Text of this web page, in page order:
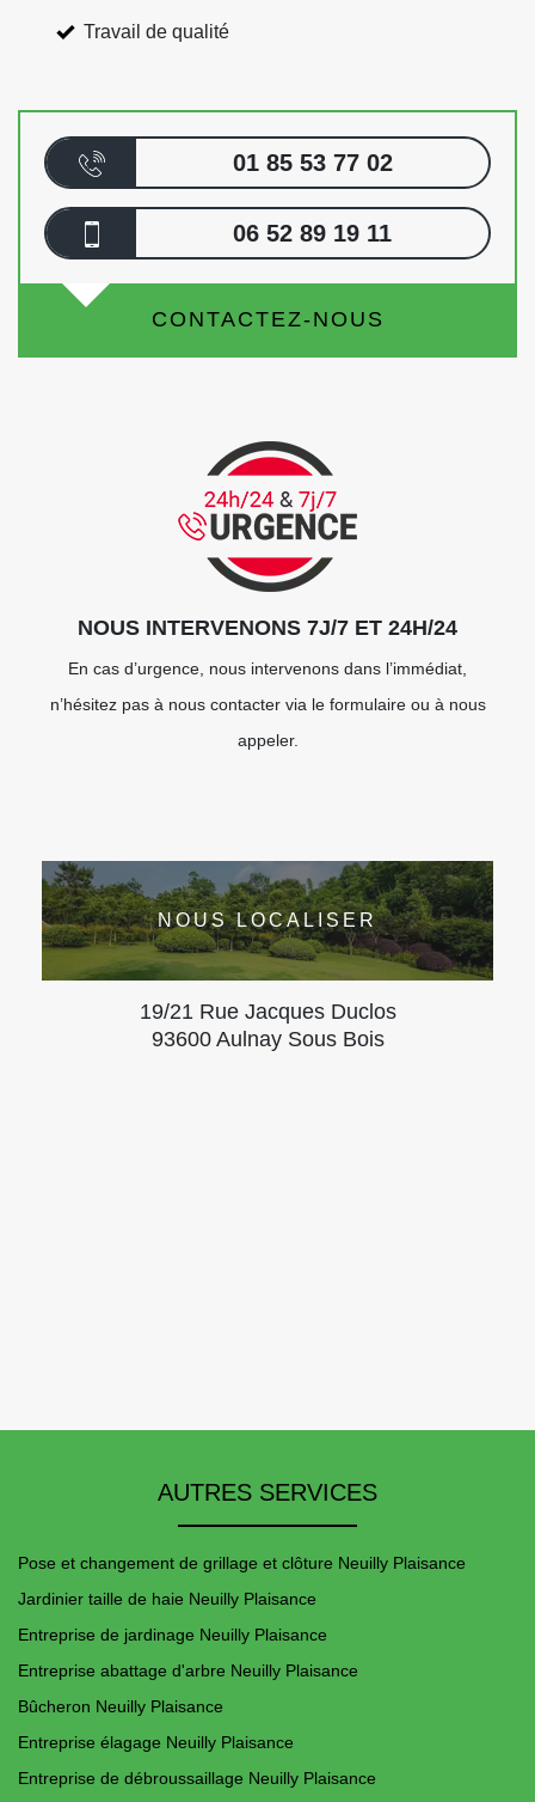
Travail de qualité
01 85 53 77 02
06 52 89 19 11
CONTACTEZ-NOUS
NOUS INTERVENONS 7J/7 ET 24H/24
En cas d’urgence, nous intervenons dans l’immédiat,
n’hésitez pas à nous contacter via le formulaire ou à nous
appeler.
NOUS LOCALISER
19/21 Rue Jacques Duclos
93600 Aulnay Sous Bois
AUTRES SERVICES
Pose et changement de grillage et clôture Neuilly Plaisance
Jardinier taille de haie Neuilly Plaisance
Entreprise de jardinage Neuilly Plaisance
Entreprise abattage d'arbre Neuilly Plaisance
Bûcheron Neuilly Plaisance
Entreprise élagage Neuilly Plaisance
Entreprise de débroussaillage Neuilly Plaisance